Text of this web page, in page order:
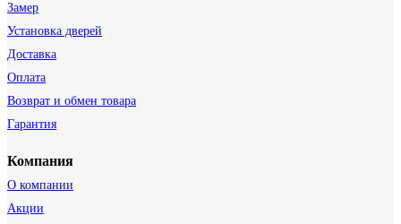
Замер
Установка дверей
Доставка
Оплата
Возврат и обмен товара
Гарантия
Компания
О компании
Акции